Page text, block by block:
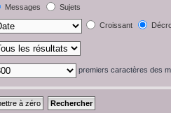
Messages
Sujets
Croissant
premiers caractères des